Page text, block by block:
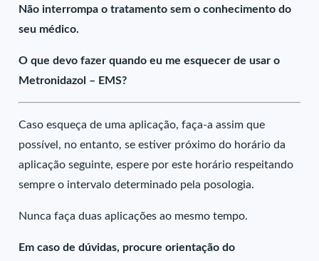
Não interrompa o tratamento sem o conhecimento do
seu médico.
O que devo fazer quando eu me esquecer de usar o
Metronidazol – EMS?
Caso esqueça de uma aplicação, faça-a assim que
possível, no entanto, se estiver próximo do horário da
aplicação seguinte, espere por este horário respeitando
sempre o intervalo determinado pela posologia.
Nunca faça duas aplicações ao mesmo tempo.
Em caso de dúvidas, procure orientação do